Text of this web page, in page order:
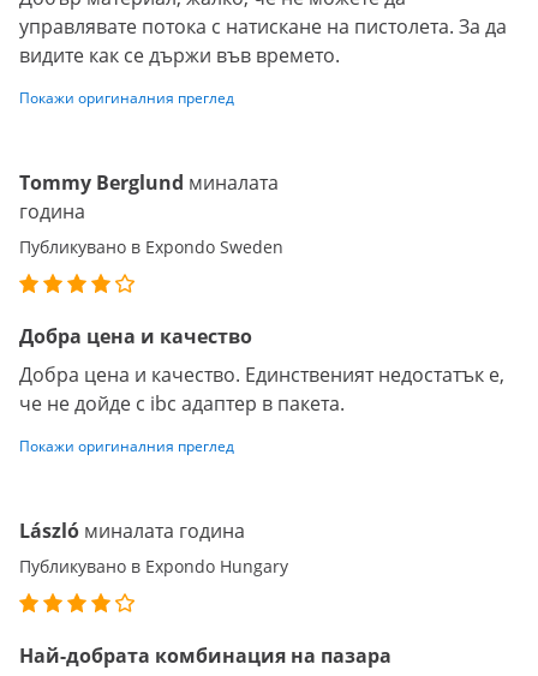
управлявате потока с натискане на пистолета. За да
видите как се държи във времето.
Покажи оригиналния преглед
Tommy Berglund миналата
година
Публикувано в Expondo Sweden
Добра цена и качество
Добра цена и качество. Единственият недостатък е,
че не дойде с ibc адаптер в пакета.
Покажи оригиналния преглед
László миналата година
Публикувано в Expondo Hungary
Най-добрата комбинация на пазара